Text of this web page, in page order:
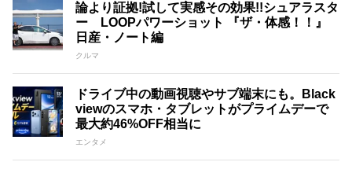
論より証拠!試して実感その効果!!シュアラスタ
ー LOOPパワーショット 『ザ・体感！！』
日産・ノート編
クルマ
ドライブ中の動画視聴やサブ端末にも。Black
viewのスマホ・タブレットがプライムデーで
最大約46%OFF相当に
エンタメ